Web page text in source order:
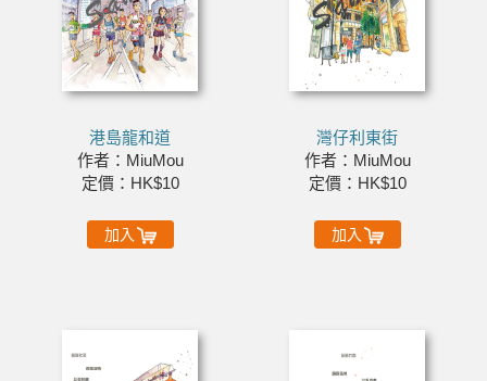
港島龍和道
作者：MiuMou
定價：HK$10
加入
灣仔利東街
作者：MiuMou
定價：HK$10
加入